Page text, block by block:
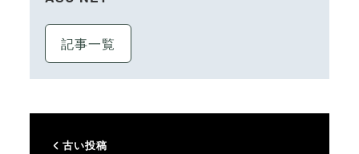
記事一覧
古い投稿